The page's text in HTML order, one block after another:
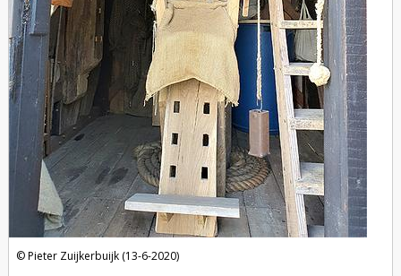
Pieter Zuijkerbuijk (13-6-2020)